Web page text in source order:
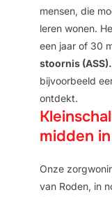
mensen, die
leren wonen.
een jaar of 30
stoornis (ASS).
bijvoorbeeld
ontdekt.
midden
Onze
van Roden, in